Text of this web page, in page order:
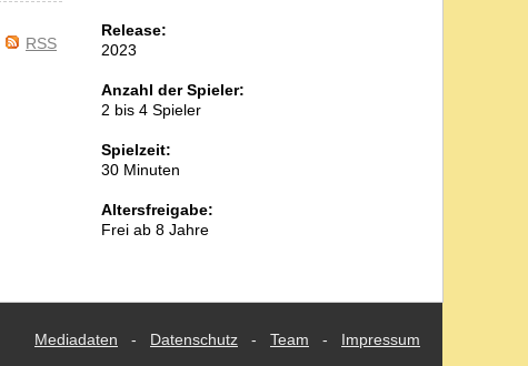
Release:
2023
Anzahl der Spieler:
2 bis 4 Spieler
Spielzeit:
30 Minuten
Altersfreigabe:
Frei ab 8 Jahre
RSS
Mediadaten - Datenschutz - Team - Impressum